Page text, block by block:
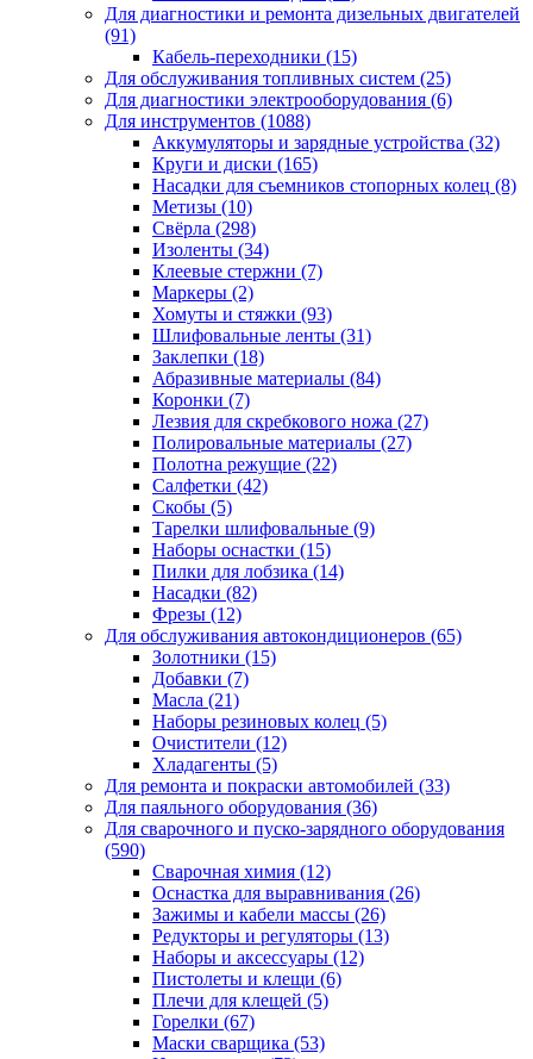
Для диагностики и ремонта дизельных двигателей
(91)
Кабель-переходники (15)
Для обслуживания топливных систем (25)
Для диагностики электрооборудования (6)
Для инструментов (1088)
Аккумуляторы и зарядные устройства (32)
Круги и диски (165)
Насадки для съемников стопорных колец (8)
Метизы (10)
Свёрла (298)
Изоленты (34)
Клеевые стержни (7)
Маркеры (2)
Хомуты и стяжки (93)
Шлифовальные ленты (31)
Заклепки (18)
Абразивные материалы (84)
Коронки (7)
Лезвия для скребкового ножа (27)
Полировальные материалы (27)
Полотна режущие (22)
Салфетки (42)
Скобы (5)
Тарелки шлифовальные (9)
Наборы оснастки (15)
Пилки для лобзика (14)
Насадки (82)
Фрезы (12)
Для обслуживания автокондиционеров (65)
Золотники (15)
Добавки (7)
Масла (21)
Наборы резиновых колец (5)
Очистители (12)
Хладагенты (5)
Для ремонта и покраски автомобилей (33)
Для паяльного оборудования (36)
Для сварочного и пуско-зарядного оборудования
(590)
Сварочная химия (12)
Оснастка для выравнивания (26)
Зажимы и кабели массы (26)
Редукторы и регуляторы (13)
Наборы и аксессуары (12)
Пистолеты и клещи (6)
Плечи для клещей (5)
Горелки (67)
Маски сварщика (53)